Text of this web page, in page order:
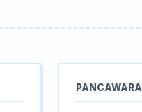
PANCAWARA